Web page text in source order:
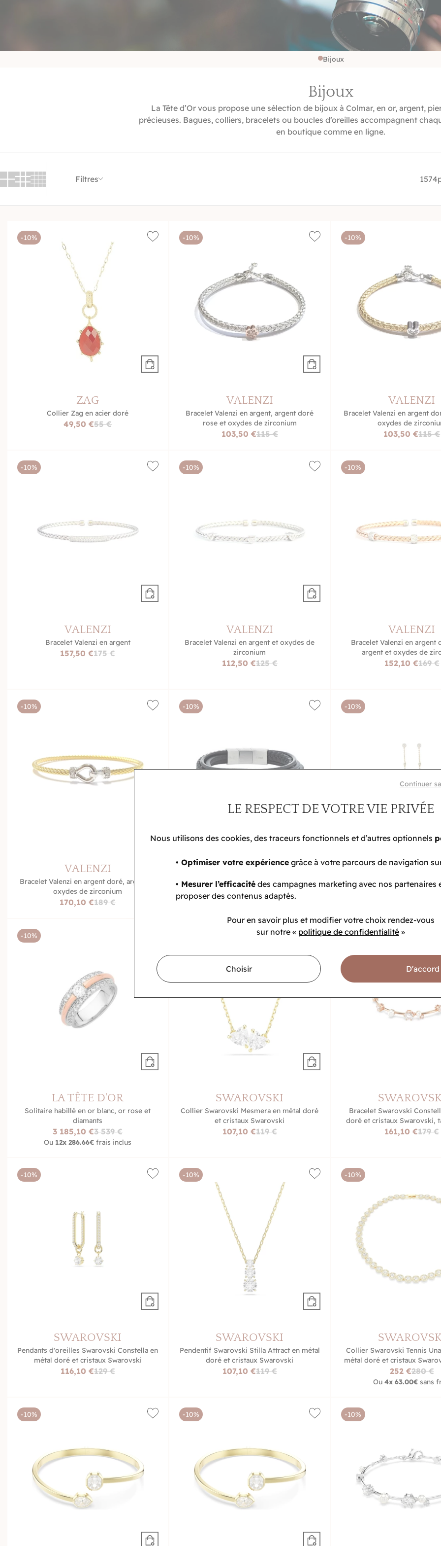
Continuer
LE RESPECT DE VOTRE VIE PRIVÉE
Nous utilisons des cookies, des traceurs fonctionnels et d’autres optionnels
• Optimiser votre expérience grâce à votre parcours de navigation
• Mesurer l’efficacité des campagnes marketing avec nos partenaires
proposer des contenus adaptés.
Pour en savoir plus et modifier votre choix rendez-vous
sur notre « politique de confidentialité »
Choisir D'accord
Bijoux
Bijoux
La Tête d’Or vous propose une sélection de bijoux à Colmar, en or, argent,
précieuses. Bagues, colliers, bracelets ou boucles d’oreilles accompagnent
en boutique comme en ligne.
1574
Filtres
-10%
ZAG
Collier Zag en acier doré
49,50 €55 €
-10%
VALENZI
Bracelet Valenzi en argent, argent doré
rose et oxydes de zirconium
103,50 €115 €
-10%
VALENZI
Bracelet Valenzi en argent
oxydes de
103,50 €115 €
-10%
VALENZI
Bracelet Valenzi en argent
157,50 €175 €
-10%
VALENZI
Bracelet Valenzi en argent et oxydes de
zirconium
112,50 €125 €
-10%
VALENZI
Bracelet Valenzi en argent
argent et oxydes de
152,10 €169 €
-10%
VALENZI
Bracelet Valenzi en argent doré, argent et
oxydes de zirconium
170,10 €189 €
-10%
LA TÊTE D'OR
Bracelet en acier et cuir
49,50 €55 €
-10%
LA TÊTE
Boucles d'oreilles en or
culture et oxydes de
-10%
LA TÊTE D'OR
Solitaire habillé en or blanc, or rose et
diamants
3 185,10 €3 539 €
Ou 12x 286.66€ frais inclus
SWAROVSKI
Collier Swarovski Mesmera en métal doré
et cristaux Swarovski
107,10 €119 €
-10%
Bracelet Swarovski
doré et cristaux Swarovski,
161,10 €179 €
-10%
SWAROVSKI
Pendants d'oreilles Swarovski Constella en
métal doré et cristaux Swarovski
116,10 €129 €
-10%
SWAROVSKI
Pendentif Swarovski Stilla Attract en métal
doré et cristaux Swarovski
107,10 €119 €
-10%
Collier Swarovski Tennis
métal doré et cristaux
252 €280 €
Ou 4x 63.00€sans
-10% -10% -10%